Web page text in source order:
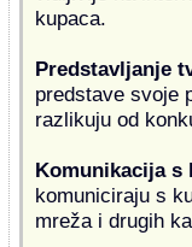
kupaca.
Predstavljanje
predstave svoje
razlikuju od
Komunikacija s
komuniciraju s
mreža i drugih